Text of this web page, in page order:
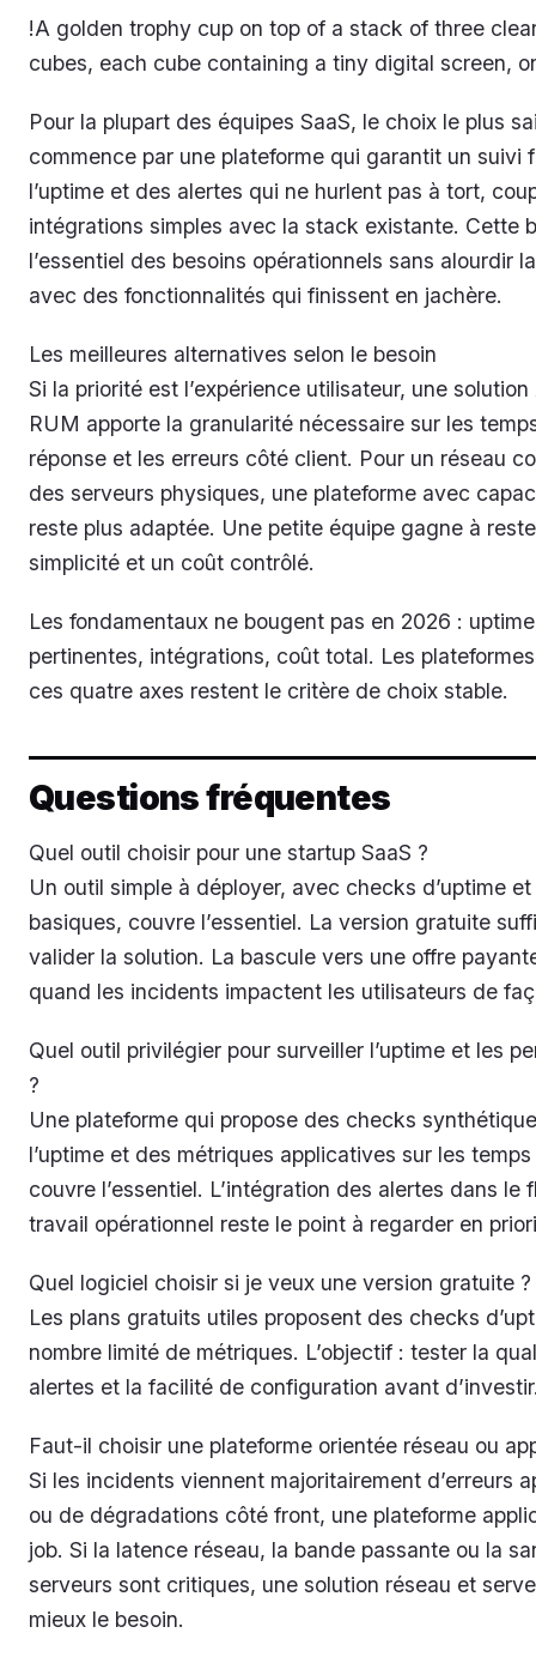
!A golden trophy cup on top of a stack of three
cubes, each cube containing a tiny digital screen,
Pour la plupart des équipes SaaS, le choix le plus
commence par une plateforme qui garantit un suivi
l’uptime et des alertes qui ne hurlent pas à tort,
intégrations simples avec la stack existante. Cette
l’essentiel des besoins opérationnels sans alourdir
avec des fonctionnalités qui finissent en jachère.
Les meilleures alternatives selon le besoin
Si la priorité est l’expérience utilisateur, une
RUM apporte la granularité nécessaire sur les
réponse et les erreurs côté client. Pour un réseau
des serveurs physiques, une plateforme avec
reste plus adaptée. Une petite équipe gagne à
simplicité et un coût contrôlé.
Les fondamentaux ne bougent pas en 2026 :
pertinentes, intégrations, coût total. Les
ces quatre axes restent le critère de choix stable.
Questions fréquentes
Quel outil choisir pour une startup SaaS ?
Un outil simple à déployer, avec checks d’uptime
basiques, couvre l’essentiel. La version gratuite
valider la solution. La bascule vers une offre
quand les incidents impactent les utilisateurs de
Quel outil privilégier pour surveiller l’uptime et les
?
Une plateforme qui propose des checks
l’uptime et des métriques applicatives sur les
couvre l’essentiel. L’intégration des alertes dans le
travail opérationnel reste le point à regarder en
Quel logiciel choisir si je veux une version gratuite ?
Les plans gratuits utiles proposent des checks
nombre limité de métriques. L’objectif : tester la
alertes et la facilité de configuration avant
Faut-il choisir une plateforme orientée réseau ou
Si les incidents viennent majoritairement d’erreurs
ou de dégradations côté front, une plateforme
job. Si la latence réseau, la bande passante ou la
serveurs sont critiques, une solution réseau et
mieux le besoin.